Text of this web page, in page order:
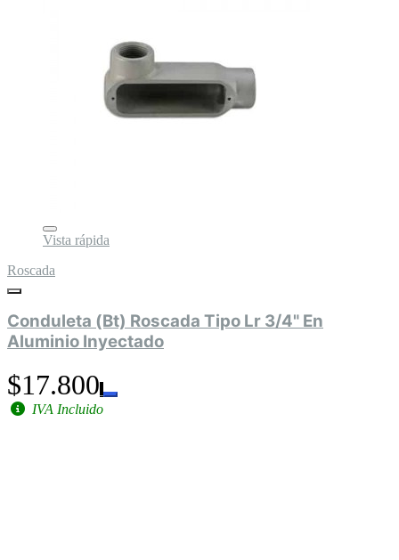
Vista rápida
Roscada
Conduleta (Bt) Roscada Tipo Lr 3/4" En
Aluminio Inyectado
$17.800
IVA Incluido